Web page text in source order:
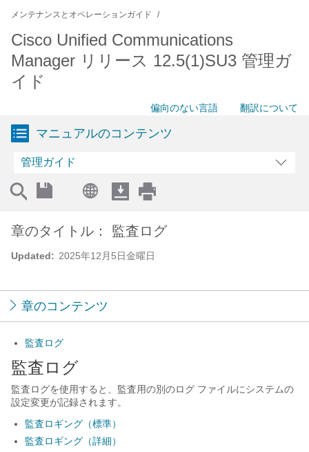
メンテナンスとオペレーションガイド
Cisco Unified Communications
Manager リリース 12.5(1)SU3 管理ガ
イド
偏向のない言語 翻訳について
マニュアルのコンテンツ
管理ガイド
Updated: 2025年12月5日金曜日
章のタイトル： 監査ログ
章のコンテンツ
監査ログ
監査ログ
監査ログを使用すると、監査用の別のログ ファイルにシステムの
設定変更が記録されます。
監査ロギング（標準）
監査ロギング（詳細）